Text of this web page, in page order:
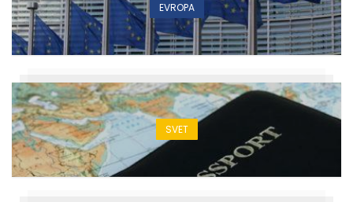
EVROPA
SVET